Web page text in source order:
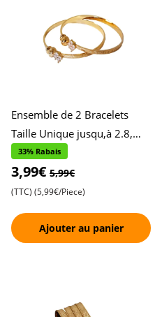
Ensemble de 2 Bracelets
Taille Unique jusqu,à 2.8,
Design Imprimé Cœur
Scintillant , Orné de Pierres
33% Rabais
3,99€ 5,99€
(TTC) (5,99€/Piece)
Ajouter au panier